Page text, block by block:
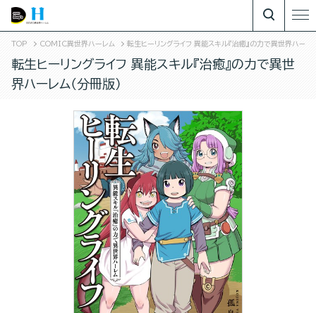
TOP COMIC異世界ハーレム 転生ヒーリングライフ 異能スキル『治癒』の力で異世界ハーレ
転生ヒーリングライフ 異能スキル『治癒』の力で異世
界ハーレム（分冊版）